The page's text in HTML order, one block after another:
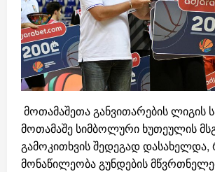
მოთამაშეთა განვითარების ლიგის
მოთამაშე სიმბოლური ხუთეულის
გამოკითხვის შედეგად
მონაწილეობა გუნდების